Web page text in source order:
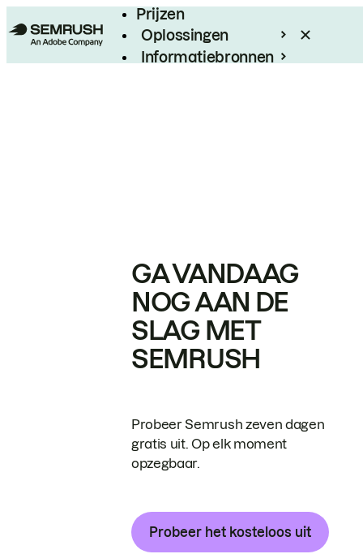
Prijzen
Oplossingen
Informatiebronnen
GA VANDAAG
NOG AAN DE
SLAG MET
SEMRUSH
Probeer Semrush zeven dagen
gratis uit. Op elk moment
opzegbaar.
Probeer het kosteloos uit